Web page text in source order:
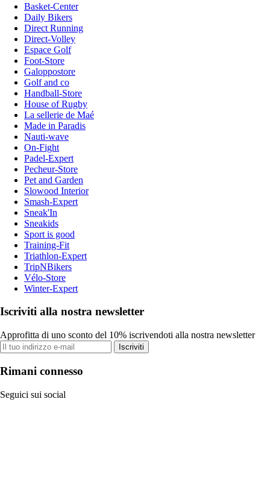
Basket-Center
Daily Bikers
Direct Running
Direct-Volley
Espace Golf
Foot-Store
Galoppostore
Golf and co
Handball-Store
House of Rugby
La sellerie de Maé
Made in Paradis
Nauti-wave
On-Fight
Padel-Expert
Pecheur-Store
Pet and Garden
Slowood Interior
Smash-Expert
Sneak'In
Sneakids
Sport is good
Training-Fit
Triathlon-Expert
TripNBikers
Vélo-Store
Winter-Expert
Iscriviti alla nostra newsletter
Approfitta di uno sconto del 10% iscrivendoti alla nostra newsletter
Iscriviti
Rimani connesso
Seguici sui social